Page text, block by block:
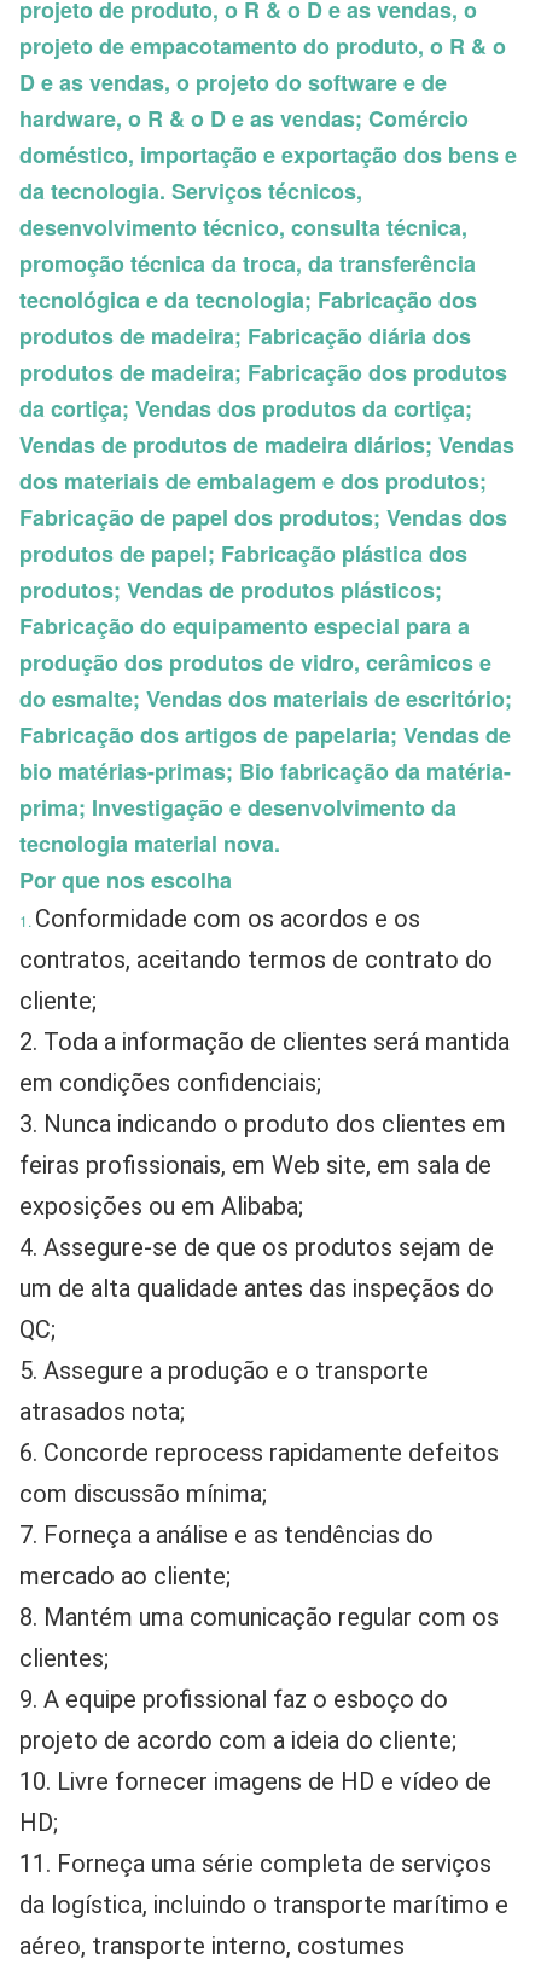
projeto de produto, o R & o D e as vendas, o
projeto de empacotamento do produto, o R & o
D e as vendas, o projeto do software e de
hardware, o R & o D e as vendas; Comércio
doméstico, importação e exportação dos bens e
da tecnologia. Serviços técnicos,
desenvolvimento técnico, consulta técnica,
promoção técnica da troca, da transferência
tecnológica e da tecnologia; Fabricação dos
produtos de madeira; Fabricação diária dos
produtos de madeira; Fabricação dos produtos
da cortiça; Vendas dos produtos da cortiça;
Vendas de produtos de madeira diários; Vendas
dos materiais de embalagem e dos produtos;
Fabricação de papel dos produtos; Vendas dos
produtos de papel; Fabricação plástica dos
produtos; Vendas de produtos plásticos;
Fabricação do equipamento especial para a
produção dos produtos de vidro, cerâmicos e
do esmalte; Vendas dos materiais de escritório;
Fabricação dos artigos de papelaria; Vendas de
bio matérias-primas; Bio fabricação da matéria-
prima; Investigação e desenvolvimento da
tecnologia material nova.
Por que nos escolha
1. Conformidade com os acordos e os
contratos, aceitando termos de contrato do
cliente;
2. Toda a informação de clientes será mantida
em condições confidenciais;
3. Nunca indicando o produto dos clientes em
feiras profissionais, em Web site, em sala de
exposições ou em Alibaba;
4. Assegure-se de que os produtos sejam de
um de alta qualidade antes das inspeçãos do
QC;
5. Assegure a produção e o transporte
atrasados nota;
6. Concorde reprocess rapidamente defeitos
com discussão mínima;
7. Forneça a análise e as tendências do
mercado ao cliente;
8. Mantém uma comunicação regular com os
clientes;
9. A equipe profissional faz o esboço do
projeto de acordo com a ideia do cliente;
10. Livre fornecer imagens de HD e vídeo de
HD;
11. Forneça uma série completa de serviços
da logística, incluindo o transporte marítimo e
aéreo, transporte interno, costumes